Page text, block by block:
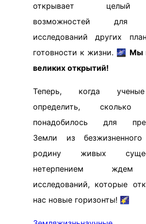
открывает целый
возможностей для
исследований других
готовности к жизни. 🌌 Мы
великих открытий!
Теперь, когда
определить, сколько
понадобилось для
Земли из
родину живых
нетерпением
исследований, которые
нас новые горизонты! 🌠